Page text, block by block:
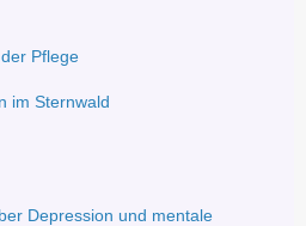
Pflege
im Sternwald
Depression und mentale